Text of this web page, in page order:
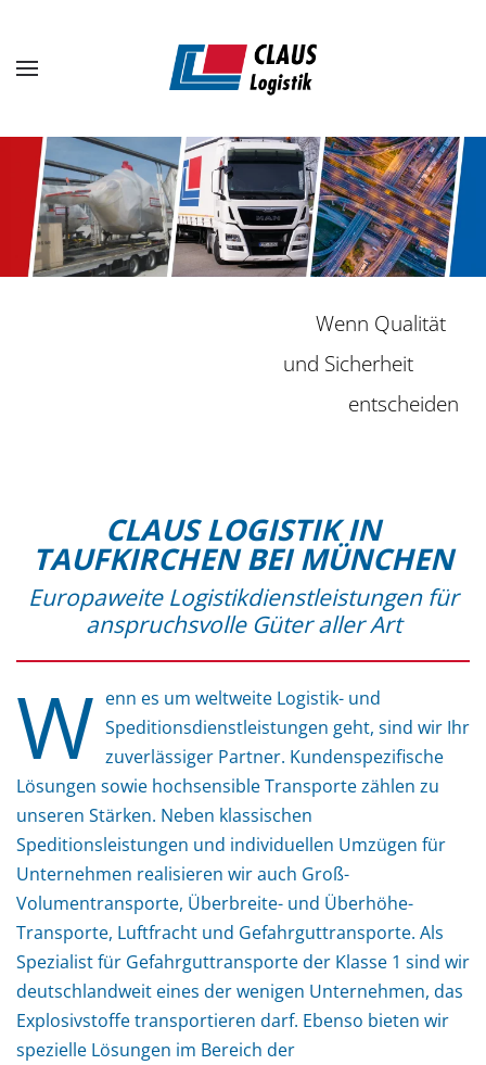
Zum Hauptinhalt springen
Europaweit
für Sie unterwegs
CLAUS LOGISTIK IN
TAUFKIRCHEN BEI MÜNCHEN
Europaweite Logistikdienstleistungen für
anspruchsvolle Güter aller Art
W enn es um weltweite Logistik- und
Speditionsdienstleistungen geht, sind wir Ihr
zuverlässiger Partner. Kundenspezifische
Lösungen sowie hochsensible Transporte zählen zu
unseren Stärken. Neben klassischen
Speditionsleistungen und individuellen Umzügen für
Unternehmen realisieren wir auch Groß-
Volumentransporte, Überbreite- und Überhöhe-
Transporte, Luftfracht und Gefahrguttransporte. Als
Spezialist für Gefahrguttransporte der Klasse 1 sind wir
deutschlandweit eines der wenigen Unternehmen, das
Explosivstoffe transportieren darf. Ebenso bieten wir
spezielle Lösungen im Bereich der